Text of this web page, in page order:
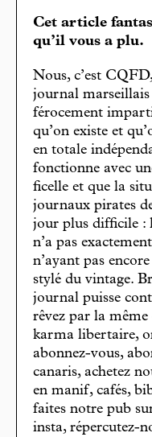
Cet article
qu’il vous a plu.
Nous, c’est
journal
férocement
qu’on existe et
en totale
fonctionne avec
ficelle et que la
journaux pirates
jour plus difficile :
n’a pas
n’ayant pas
stylé du vintage.
journal puisse
rêvez par la même
karma libertaire,
abonnez-vous,
canaris, achetez
en manif, cafés,
faites notre pub
insta, répercutez-